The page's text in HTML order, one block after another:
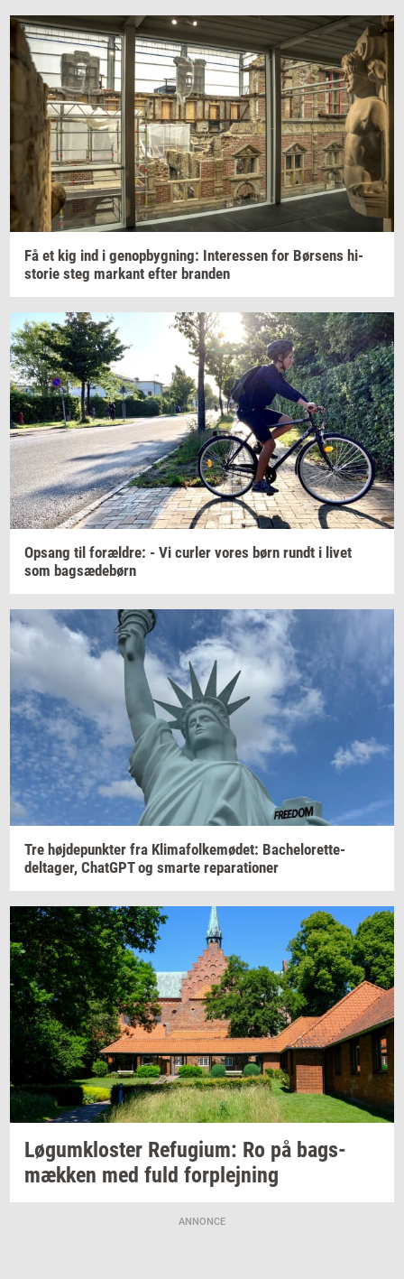
Få et kig ind i genop­byg­ning: In­ter­es­sen for Bør­sens hi­
sto­rie steg mar­kant efter bran­den
Op­sang til for­æl­dre: - Vi cur­ler vores børn rundt i livet
som bag­sæ­debørn
Tre høj­de­punk­ter fra Kli­ma­fol­ke­mø­det: Bachelorette-​
deltager, Chat­G­PTog smar­te re­pa­ra­tio­ner
Løgum­klo­ster Re­fu­gi­um: Ro på bags­
mæk­ken med fuld for­plej­ning
ANNONCE